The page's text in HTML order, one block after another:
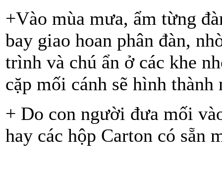
+Vào mùa mưa, ẩm từng
bay giao hoan phân đàn,
trình và chú ẩn ở các khe
cặp mối cánh sẽ hình
+ Do con người đưa mối
hay các hộp Carton có sẵn